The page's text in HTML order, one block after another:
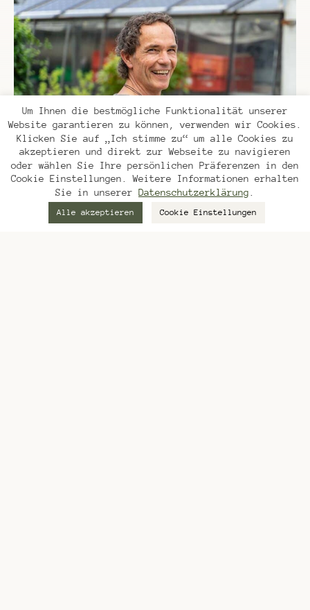
mehr über saftgras
Um Ihnen die bestmögliche Funktionalität unserer
Website garantieren zu können, verwenden wir Cookies.
Klicken Sie auf „Ich stimme zu“ um alle Cookies zu
akzeptieren und direkt zur Webseite zu navigieren
oder wählen Sie Ihre persönlichen Präferenzen in den
Cookie Einstellungen. Weitere Informationen erhalten
Sie in unserer Datenschutzerklärung
Alle akzeptieren Cookie Einstellungen